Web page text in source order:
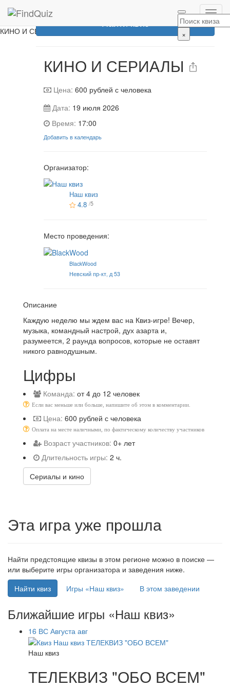
×
КИНО И СЕРИАЛЫ
КИНО И СЕРИАЛЫ
Цена: 600 рублей с человека
Дата: 19 июля 2026
Время: 17:00
Добавить в календарь
Организатор:
Наш квиз
4.8 /5
Место проведения:
BlackWood
Невский пр-кт, д 53
Описание
Каждую неделю мы ждем вас на Квиз-игре! Вечер,
музыка, командный настрой, дух азарта и,
разумеется, 2 раунда вопросов, которые не оставят
никого равнодушным.
Цифры
Команда: от 4 до 12 человек
Если вас меньше или больше, напишите об этом в комментарии.
Цена: 600 рублей с человека
Оплата на месте наличными, по фактическому количеству участников
Возраст участников: 0+ лет
Длительность игры: 2 ч.
Сериалы и кино
Эта игра уже прошла
Найти предстоящие квизы в этом регионе можно в поиске —
или выберите игры организатора и заведения ниже.
Найти квиз
Игры «Наш квиз» В этом заведении
Ближайшие игры «Наш квиз»
16 ВС Августа авг
Наш квиз
ТЕЛЕКВИЗ "ОБО ВСЕМ"